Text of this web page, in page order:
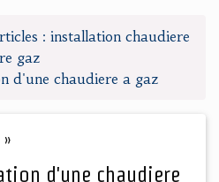
: installation chaudiere
gaz
d'une chaudiere a gaz
»